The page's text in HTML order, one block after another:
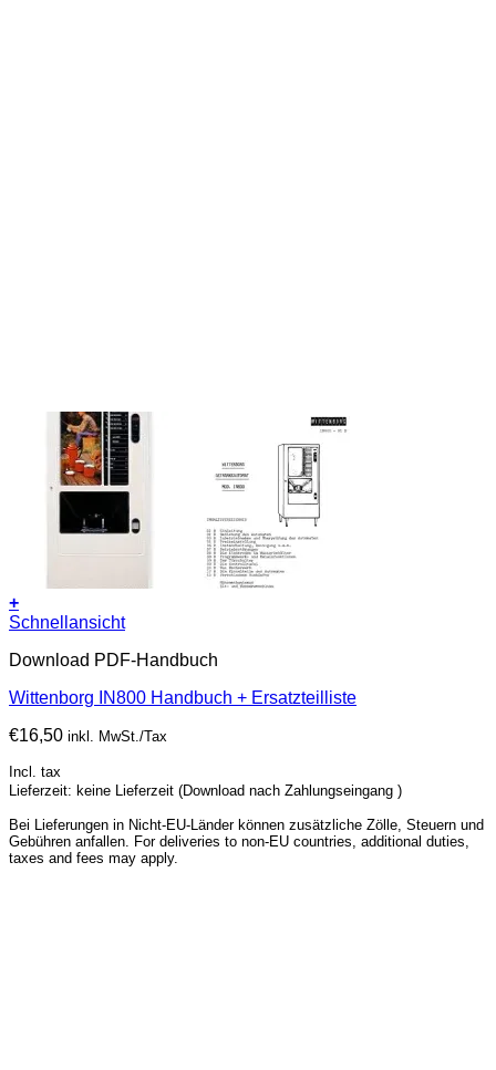
+
Schnellansicht
Download PDF-Handbuch
Wittenborg IN800 Handbuch + Ersatzteilliste
€16,50 inkl. MwSt./Tax
Incl. tax
Lieferzeit: keine Lieferzeit (Download nach Zahlungseingang )
Bei Lieferungen in Nicht-EU-Länder können zusätzliche Zölle, Steuern und
Gebühren anfallen. For deliveries to non-EU countries, additional duties,
taxes and fees may apply.